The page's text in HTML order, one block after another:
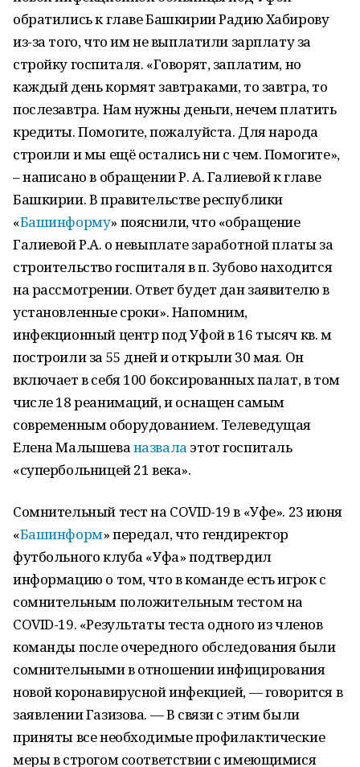
обратились к главе Башкирии Радию Хабирову
из-за того, что им не выплатили зарплату за
стройку госпиталя. «Говорят, заплатим, но
каждый день кормят завтраками, то завтра, то
послезавтра. Нам нужны деньги, нечем платить
кредиты. Помогите, пожалуйста. Для народа
строили и мы ещё остались ни с чем. Помогите»,
– написано в обращении Р. А. Галиевой к главе
Башкирии. В правительстве республики
«Башинформу» пояснили, что «обращение
Галиевой Р.А. о невыплате заработной платы за
строительство госпиталя в п. Зубово находится
на рассмотрении. Ответ будет дан заявителю в
установленные сроки». Напомним,
инфекционный центр под Уфой в 16 тысяч кв. м
построили за 55 дней и открыли 30 мая. Он
включает в себя 100 боксированных палат, в том
числе 18 реанимаций, и оснащен самым
современным оборудованием. Телеведущая
Елена Малышеваназвала этот госпиталь
«супербольницей 21 века».
Сомнительный тест на COVID-19 в «Уфе». 23 июня
«Башинформ» передал, что гендиректор
футбольного клуба «Уфа» подтвердил
информацию о том, что в команде есть игрок с
сомнительным положительным тестом на
COVID-19. «Результаты теста одного из членов
команды после очередного обследования были
сомнительными в отношении инфицирования
новой коронавирусной инфекцией, — говорится в
заявлении Газизова. — В связи с этим были
приняты все необходимые профилактические
меры в строгом соответствии с имеющимися